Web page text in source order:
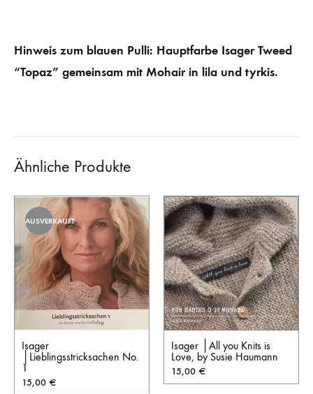
Hinweis zum blauen Pulli: Hauptfarbe Isager Tweed
“Topaz” gemeinsam mit Mohair in lila und tyrkis.
Ähnliche Produkte
AUSVERKAUFT
Isager
│Lieblingsstricksachen No.
1
15,00 €
Isager │All you Knits is
Love, by Susie Haumann
15,00 €